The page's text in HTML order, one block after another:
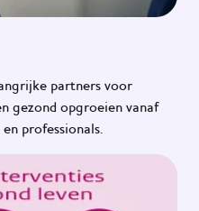
partners voor
gezond opgroeien vanaf
professionals.